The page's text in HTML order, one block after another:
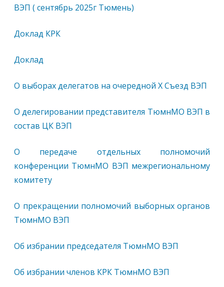
ВЭП ( сентябрь 2025г Тюмень)
Доклад КРК
Доклад
О выборах делегатов на очередной Х Съезд ВЭП
О делегировании представителя ТюмнМО ВЭП в
состав ЦК ВЭП
О передаче отдельных полномочий
конференции ТюмнМО ВЭП межрегиональному
комитету
О прекращении полномочий выборных органов
ТюмнМО ВЭП
Об избрании председателя ТюмнМО ВЭП
Об избрании членов КРК ТюмнМО ВЭП